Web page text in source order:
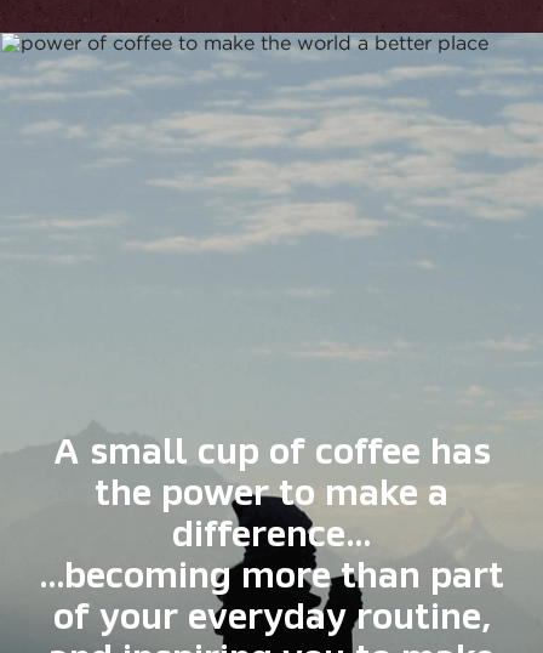
A small cup of coffee has
the power to make a
difference…
…becoming more than part
of your everyday routine,